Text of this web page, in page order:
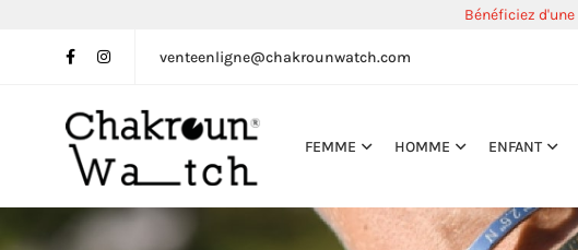
Bénéficiez d'une
venteenligne@chakrounwatch.com
FEMME HOMME ENFANT